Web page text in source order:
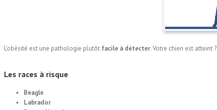
L’obèsité est une pathologie plutôt facile à détecter. Votre chien est atteint ?
Les races à risque
Beagle
Labrador